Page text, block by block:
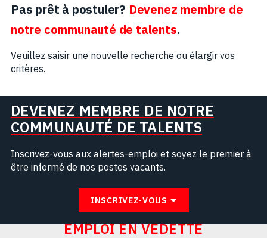
Pas prêt à postuler? Devenez membre de
notre communauté de talents.
Veuillez saisir une nouvelle recherche ou élargir vos
critères.
DEVENEZ MEMBRE DE NOTRE
COMMUNAUTÉ DE TALENTS
Inscrivez-vous aux alertes-emploi et soyez le premier à
être informé de nos postes vacants.
INSCRIVEZ-VOUS
EMPLOI EN VEDETTE